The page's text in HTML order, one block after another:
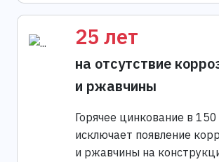
25 лет
на отсутствие
и ржавчины
Горячее цинкование в
исключает появление
и ржавчины на